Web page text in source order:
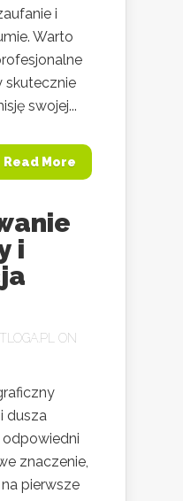
i
Warto
skutecznie
swojej...
Read More
i
ON
dusza
odpowiedni
znaczenie,
pierwsze